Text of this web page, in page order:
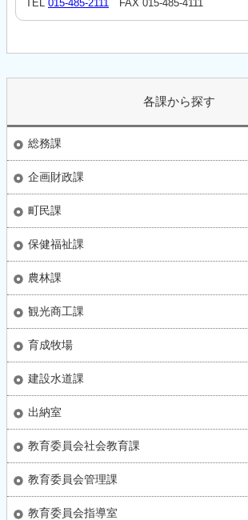
TEL 015-485-2111 FAX 015-485-4111
各課から探す
総務課
企画財政課
町民課
保健福祉課
農林課
観光商工課
育成牧場
建設水道課
出納室
教育委員会社会教育課
教育委員会管理課
教育委員会指導室